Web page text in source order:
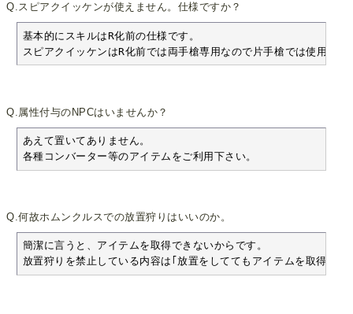
Q.スピアクイッケンが使えません。仕様ですか？
基本的にスキルはR化前の仕様です。
スピアクイッケンはR化前では両手槍専用なので片手槍では使用でき
Q.属性付与のNPCはいませんか？
あえて置いてありません。
各種コンバーター等のアイテムをご利用下さい。
Q.何故ホムンクルスでの放置狩りはいいのか。
簡潔に言うと、アイテムを取得できないからです。
放置狩りを禁止している内容は｢放置をしててもアイテムを取得でき